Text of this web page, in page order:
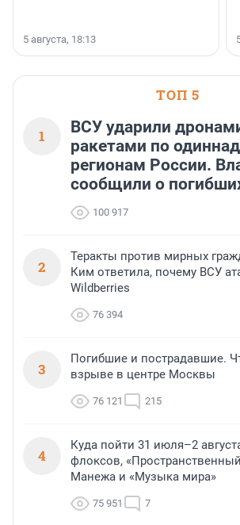
5 августа, 18:13
ТОП 5
1
ВСУ ударили
ракетами по
регионам России.
сообщили о
100 917
2
Теракты против мирных
Ким ответила, почему ВСУ
Wildberries
76 394
3
Погибшие и пострадавшие.
взрыве в центре Москвы
76 121 215
4
Куда пойти 31 июля–2
флоксов,
Манежа и «Музыка мира»
75 951 7